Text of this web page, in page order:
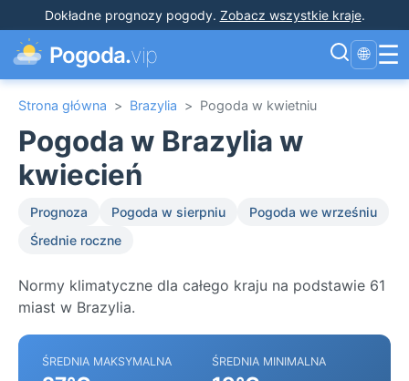
Dokładne prognozy pogody. Zobacz wszystkie kraje.
Pogoda.vip 🌐 ☰
Strona główna > Brazylia > Pogoda w kwietniu
Pogoda w Brazylia w
kwiecień
Prognoza Pogoda w sierpniu
Pogoda we wrześniu
Średnie roczne
Normy klimatyczne dla całego kraju na podstawie 61
miast w Brazylia.
ŚREDNIA MAKSYMALNA ŚREDNIA MINIMALNA